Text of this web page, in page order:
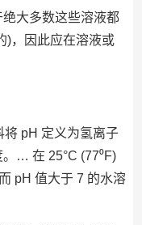
大多数这些溶液都
)，因此应在溶液或
pH 定义为氢离子
… 在 25°C (77⁰F)
pH 值大于 7 的水溶